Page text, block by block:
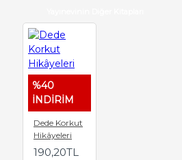
%40
İNDİRİM
Dede Korkut
Hikâyeleri
190,20TL